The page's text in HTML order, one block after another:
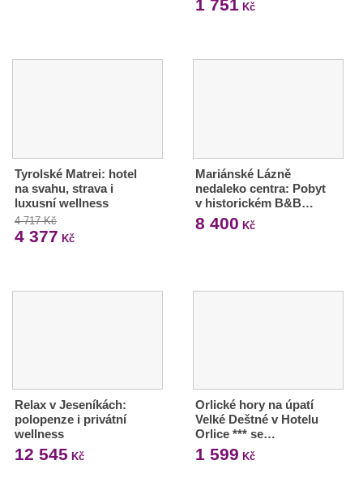
1 751 Kč
Tyrolské Matrei: hotel
na svahu, strava i
luxusní wellness
4 717 Kč
4 377 Kč
Mariánské Lázně
nedaleko centra: Pobyt
v historickém B&B…
8 400 Kč
Relax v Jeseníkách:
polopenze i privátní
wellness
12 545 Kč
Orlické hory na úpatí
Velké Deštné v Hotelu
Orlice *** se…
1 599 Kč